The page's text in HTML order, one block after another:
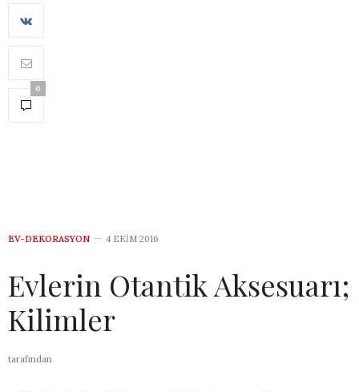
0
EV-DEKORASYON 4 EKIM 2016
Evlerin Otantik Aksesuarı;
Kilimler
tarafından